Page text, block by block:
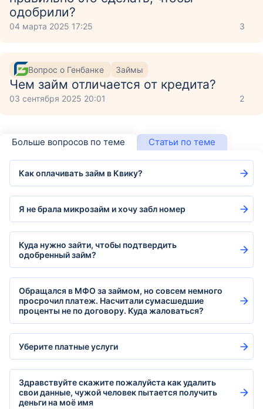
одобрили?
04 марта 2025 17:25 3
Вопрос о Генбанке Займы
Чем займ отличается от кредита?
03 сентября 2025 20:01 2
Больше вопросов по теме Статьи по теме
Как оплачивать займ в Квику?
Я не брала микрозайм и хочу забл номер
Куда нужно зайти, чтобы подтвердить
одобренный займ?
Обращался в МФО за займом, но совсем немного
просрочил платеж. Насчитали сумасшедшие
проценты не по договору. Куда жаловаться?
Уберите платные услуги
Здравствуйте скажите пожалуйста как удалить
свои данные, чужой человек пытается получить
деньги на моё имя